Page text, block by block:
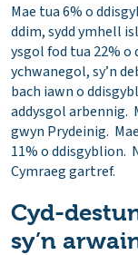
Mae tua 6% o
ddim, sydd ymhell
ysgol fod tua 22% o
ychwanegol, sy’n
bach iawn o
addysgol arbennig.
gwyn Prydeinig.
11% o ddisgyblion.
Cymraeg gartref.
Cyd-
sy’n